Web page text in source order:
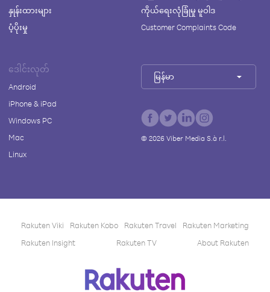
နှုန်းထားများ
ပံ့ပိုးမှု
ကိုယ်ရေးလုံခြုံမှု မူဝါဒ
Customer Complaints Code
ဒေါင်းလုတ်
Android
iPhone & iPad
Windows PC
Mac
Linux
မြန်မာ
© 2026Viber Media S.à r.l.
Rakuten Viki Rakuten Kobo Rakuten Travel
Rakuten Marketing
Rakuten Insight
Rakuten TV About Rakuten